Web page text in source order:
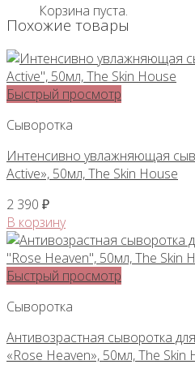
Корзина пуста.
Похожие товары
Быстрый просмотр
Сыворотка
Интенсивно увлажняющая
Active», 50мл, The Skin House
2 390 ₽
В корзину
Быстрый просмотр
Сыворотка
Антивозрастная сыворотка
«Rose Heaven», 50мл, The Skin